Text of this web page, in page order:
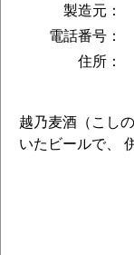
製造元：
電話番号：
住所：
越乃麦酒（こし
いたビールで、